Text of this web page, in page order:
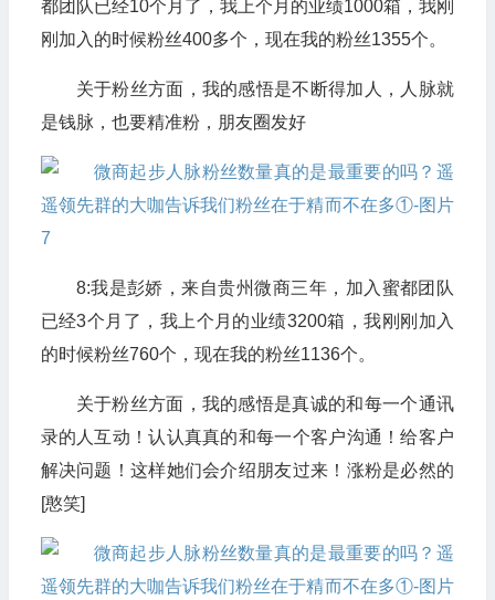
都团队已经10个月了，我上个月的业绩1000箱，我刚
刚加入的时候粉丝400多个，现在我的粉丝1355个。
关于粉丝方面，我的感悟是不断得加人，人脉就
是钱脉，也要精准粉，朋友圈发好
8:我是彭娇，来自贵州微商三年，加入蜜都团队
已经3个月了，我上个月的业绩3200箱，我刚刚加入
的时候粉丝760个，现在我的粉丝1136个。
关于粉丝方面，我的感悟是真诚的和每一个通讯
录的人互动！认认真真的和每一个客户沟通！给客户
解决问题！这样她们会介绍朋友过来！涨粉是必然的
[憨笑]